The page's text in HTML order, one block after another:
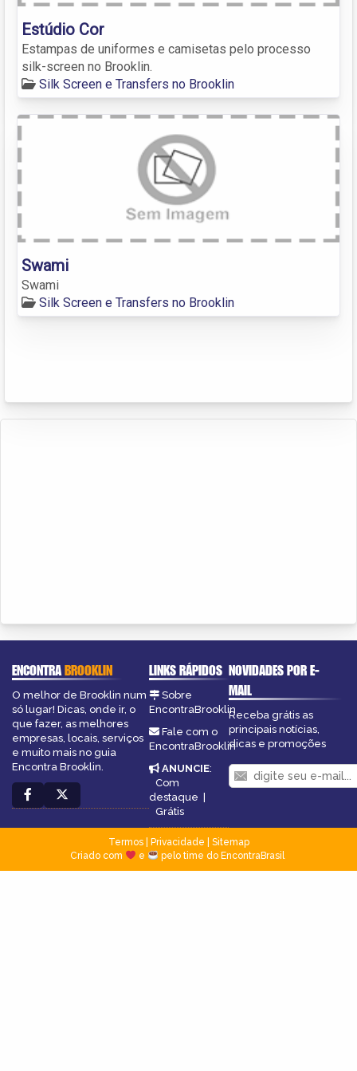
Estúdio Cor
Estampas de uniformes e camisetas pelo processo
silk-screen no Brooklin.
Silk Screen e Transfers no Brooklin
Swami
Swami
Silk Screen e Transfers no Brooklin
ENCONTRABROOKLIN
O melhor de Brooklin num
só lugar! Dicas, onde ir, o
que fazer, as melhores
empresas, locais, serviços
e muito mais no guia
Encontra Brooklin.
LINKS RÁPIDOS
Sobre
EncontraBrooklin
Fale com o
EncontraBrooklin
ANUNCIE:
Com
destaque |
Grátis
NOVIDADES POR E-
MAIL
Receba grátis as
principais notícias,
dicas e promoções
Termos| Privacidade
Sitemap
Criado com
e pelo time do EncontraBrasil